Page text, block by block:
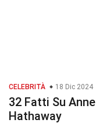
CELEBRITÀ 18 Dic 2024
32 Fatti Su Anne
Hathaway